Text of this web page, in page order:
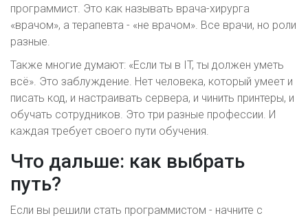
программист. Это как называть врача-хирурга
«врачом», а терапевта - «не врачом». Все врачи, но роли
разные.
Также многие думают: «Если ты в IT, ты должен уметь
всё». Это заблуждение. Нет человека, который умеет и
писать код, и настраивать сервера, и чинить принтеры, и
обучать сотрудников. Это три разные профессии. И
каждая требует своего пути обучения.
Что дальше: как выбрать
путь?
Если вы решили стать программистом - начните с